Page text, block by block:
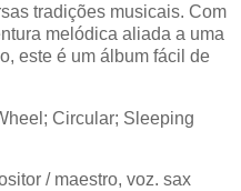
tradições musicais. Com
melódica aliada a uma
este é um álbum fácil de
Circular; Sleeping
/ maestro, voz. sax